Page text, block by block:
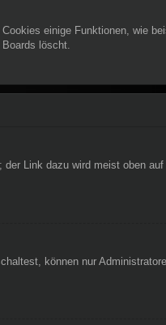
einige Funktionen, wie
löscht.
Link dazu wird meist oben
können nur